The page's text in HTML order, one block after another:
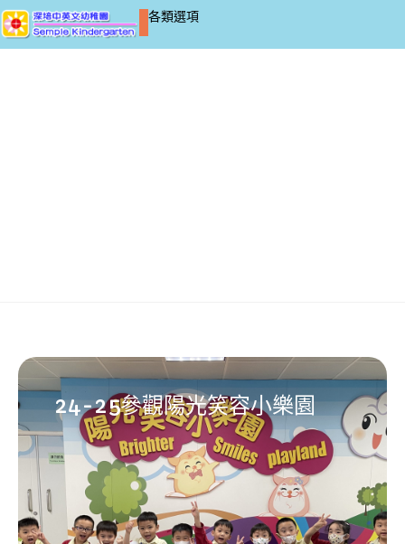
各類選項
24-25參觀陽光笑容小樂園